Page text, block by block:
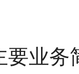
要业务